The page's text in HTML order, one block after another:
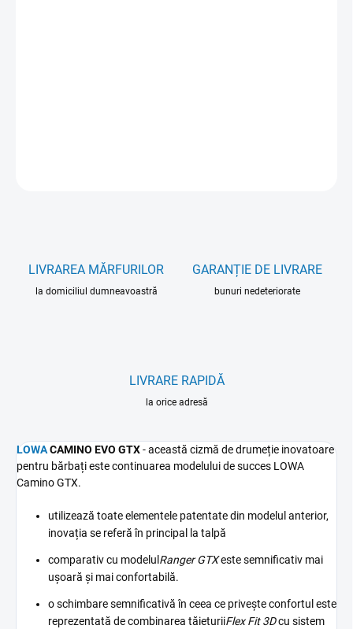
LIVRAREA MĂRFURILOR
la domiciliul dumneavoastră
GARANȚIE DE LIVRARE
bunuri nedeteriorate
LIVRARE RAPIDĂ
la orice adresă
LOWACAMINO EVO GTX- această cizmă de drumeție inovatoare
pentru bărbați este continuarea modelului de succes LOWA
Camino GTX.
utilizează toate elementele patentate din modelul anterior,
inovația se referă în principal la talpă
comparativ cu modelul Ranger GTXeste semnificativ mai
ușoară și mai confortabilă.
o schimbare semnificativă în ceea ce privește confortul este
reprezentată de combinarea tăieturiiFlex Fit 3Dcu sistem